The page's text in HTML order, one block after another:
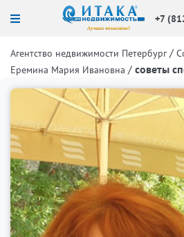
+7
Агентство недвижимости Петербург /
Еремина Мария Ивановна / советы